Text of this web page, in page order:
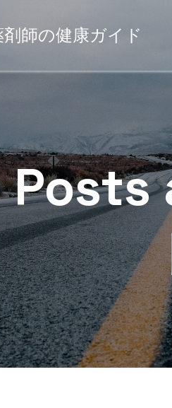
師の健康ガイド
Posts